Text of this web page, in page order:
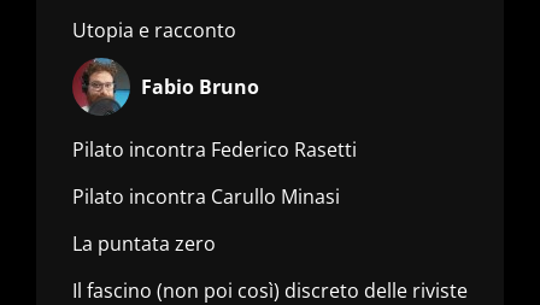
Utopia e racconto
Fabio Bruno
Pilato incontra Federico Rasetti
Pilato incontra Carullo Minasi
La puntata zero
Il fascino (non poi così) discreto delle riviste